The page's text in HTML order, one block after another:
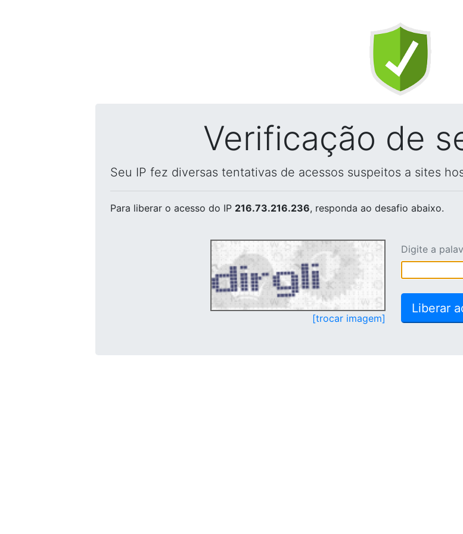
Verificação de
Seu IP fez diversas tentativas de acessos suspeitos a sites
Para liberar o acesso do IP 216.73.216.236, responda ao desafio abaixo.
[trocar imagem]
Digite a